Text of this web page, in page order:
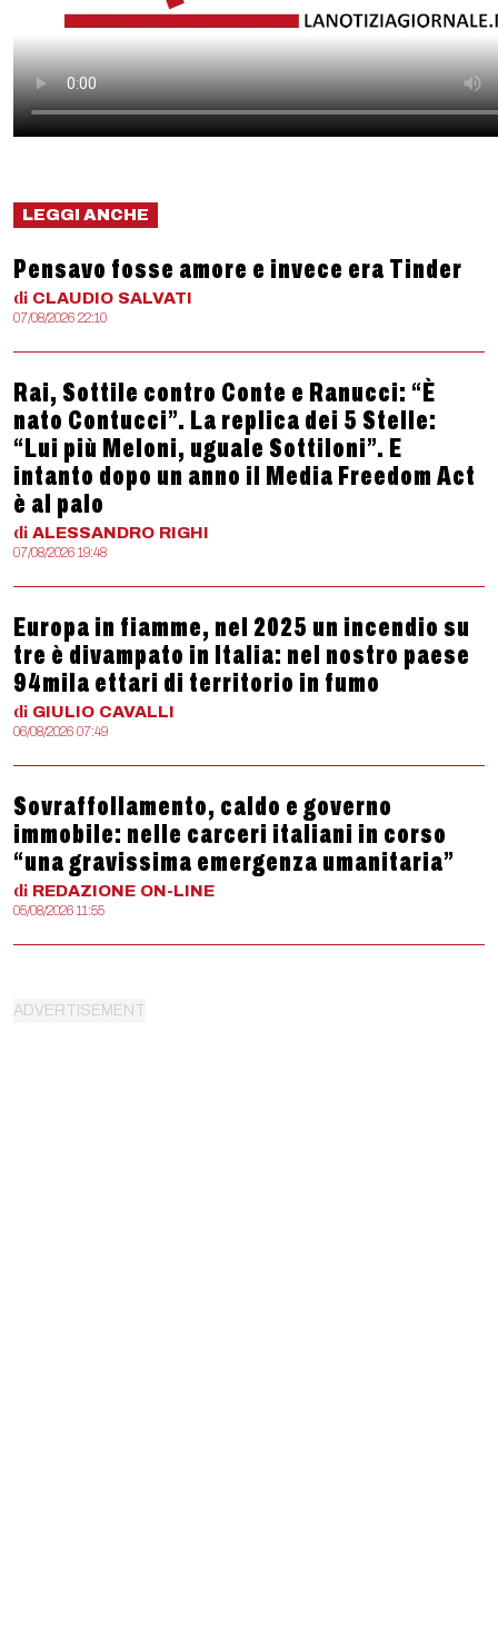
LEGGI ANCHE
Pensavo fosse amore e invece era Tinder
di CLAUDIO SALVATI
07/08/2026 22:10
Rai, Sottile contro Conte e Ranucci: “È
nato Contucci”. La replica dei 5 Stelle:
“Lui più Meloni, uguale Sottiloni”. E
intanto dopo un anno il Media Freedom Act
è al palo
di ALESSANDRO RIGHI
07/08/2026 19:48
Europa in fiamme, nel 2025 un incendio su
tre è divampato in Italia: nel nostro paese
94mila ettari di territorio in fumo
di GIULIO CAVALLI
06/08/2026 07:49
Sovraffollamento, caldo e governo
immobile: nelle carceri italiani in corso
“una gravissima emergenza umanitaria”
di REDAZIONE ON-LINE
05/08/2026 11:55